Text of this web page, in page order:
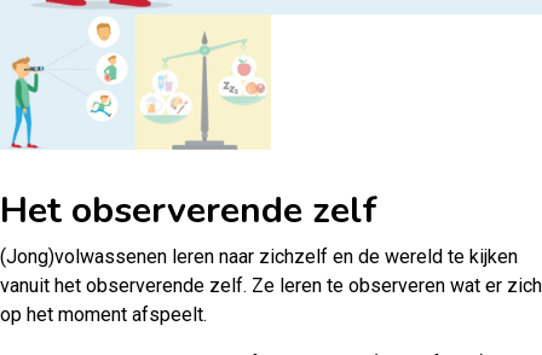
Het observerende zelf
(Jong)volwassenen leren naar zichzelf en de wereld te kijken
vanuit het observerende zelf. Ze leren te observeren wat er zich
op het moment afspeelt.